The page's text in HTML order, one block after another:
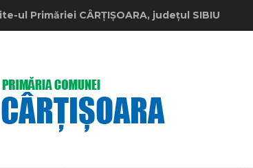
ul Primăriei CÂRȚIȘOARA, județul SIBIU